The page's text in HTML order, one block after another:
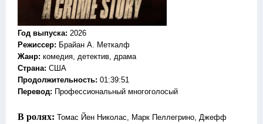
Год выпуска: 2026
Режиссер: Брайан А. Меткалф
Жанр: комедия, детектив, драма
Страна: США
Продолжительность: 01:39:51
Перевод: Профессиональный многоголосый
В ролях: Томас Йен Николас, Марк Пеллегрино, Джефф